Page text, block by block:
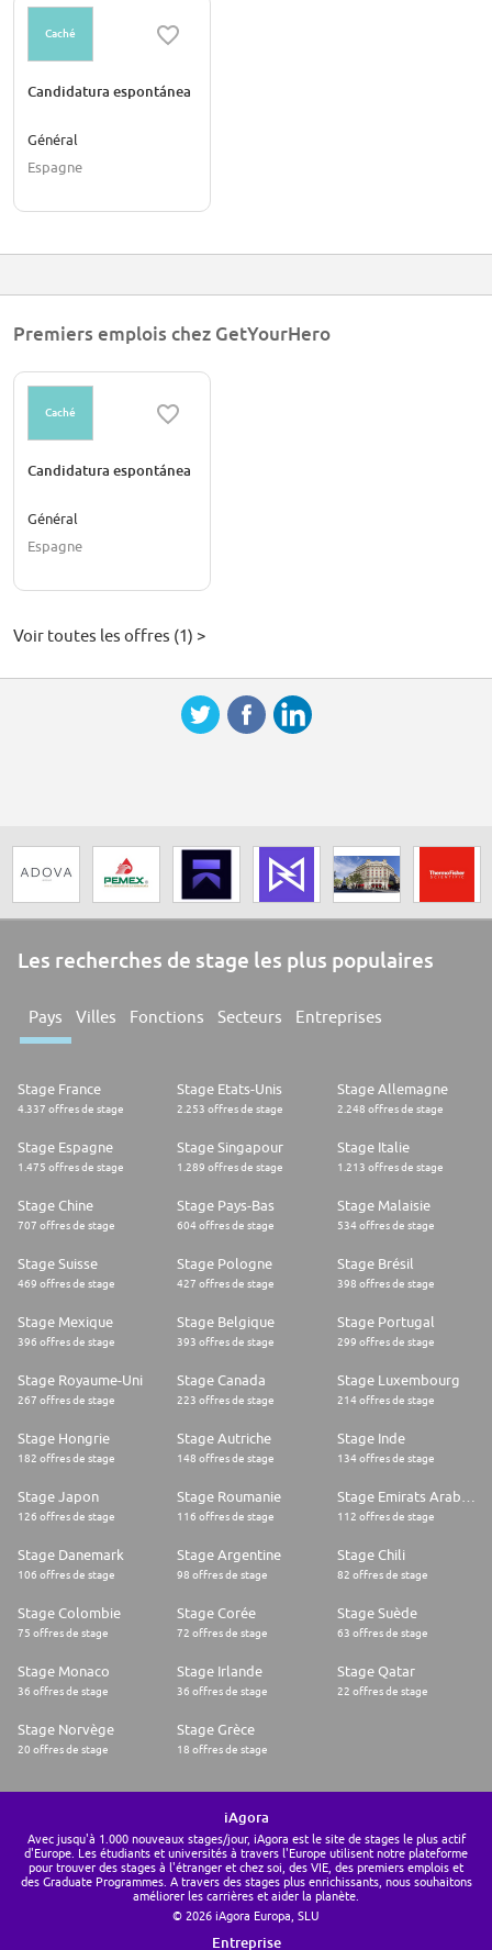
Caché
Candidatura espontánea
Général
Espagne
Premiers emplois chez GetYourHero
Caché
Candidatura espontánea
Général
Espagne
Voir toutes les offres (1) >
Les recherches de stage les plus populaires
Pays Villes Fonctions Secteurs Entreprises
Stage France
4.337 offres de stage
Stage Etats-Unis
2.253 offres de stage
Stage Allemagne
2.248 offres de stage
Stage Espagne
1.475 offres de stage
Stage Singapour
1.289 offres de stage
Stage Italie
1.213 offres de stage
Stage Chine
707 offres de stage
Stage Pays-Bas
604 offres de stage
Stage Malaisie
534 offres de stage
Stage Suisse
469 offres de stage
Stage Pologne
427 offres de stage
Stage Brésil
398 offres de stage
Stage Mexique
396 offres de stage
Stage Belgique
393 offres de stage
Stage Portugal
299 offres de stage
Stage Royaume-Uni
267 offres de stage
Stage Canada
223 offres de stage
Stage Luxembourg
214 offres de stage
Stage Hongrie
182 offres de stage
Stage Autriche
148 offres de stage
Stage Inde
134 offres de stage
Stage Japon
126 offres de stage
Stage Roumanie
116 offres de stage 112 offres de stage
Stage Danemark
106 offres de stage
Stage Argentine
98 offres de stage
Stage Chili
82 offres de stage
Stage Colombie
75 offres de stage
Stage Corée
72 offres de stage
Stage Suède
63 offres de stage
Stage Monaco
36 offres de stage
Stage Irlande
36 offres de stage
Stage Qatar
22 offres de stage
Stage Norvège
20 offres de stage
Stage Grèce
18 offres de stage
iAgora
Avec jusqu'à 1.000 nouveaux stages/jour, iAgora est le site de stages le plus actif
d'Europe. Les étudiants et universités à travers l'Europe utilisent notre plateforme
pour trouver des stages à l'étranger et chez soi, des VIE, des premiers emplois et
des Graduate Programmes. A travers des stages plus enrichissants, nous souhaitons
améliorer les carrières et aider la planète.
© 2026 iAgora Europa, SLU
Entreprise